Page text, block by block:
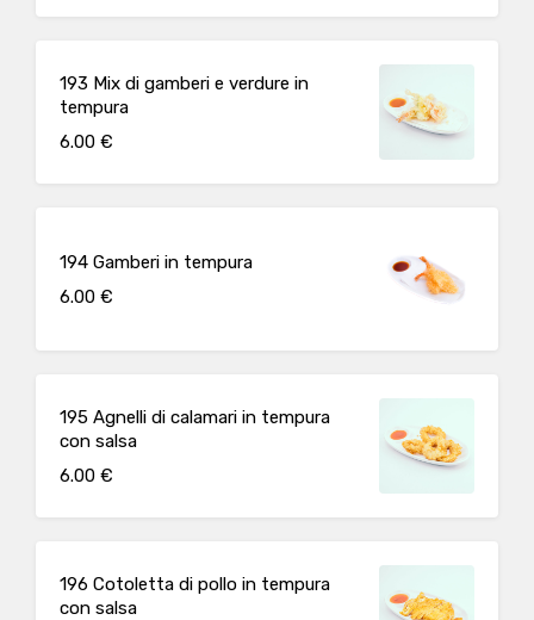
193 Mix di gamberi e verdure in
tempura
6.00 €
194 Gamberi in tempura
6.00 €
195 Agnelli di calamari in tempura
con salsa
6.00 €
196 Cotoletta di pollo in tempura
con salsa